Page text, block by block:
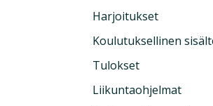
Harjoitukset
Koulutuksellinen
Tulokset
Liikuntaohjelmat